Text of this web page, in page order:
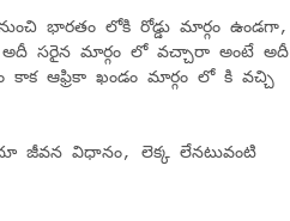
భారతం లోకి రోడ్డు మార్గం ఉండగా,
అదీ సరైన మార్గం లో వచ్చారా అంటే అదీ
కాక ఆఫ్రికా ఖండం మార్గం లో కి వచ్చి
జీవన విధానం, లెక్క లేనటువంటి